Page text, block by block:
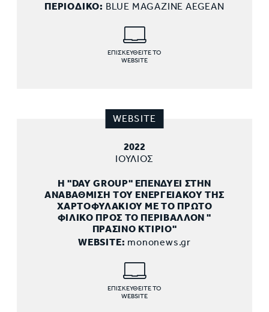
ΠΕΡΙΟΔΙΚΟ: BLUE MAGAZINE AEGEAN
ΕΠΙΣΚΕΥΘΕΙΤΕ ΤΟ
WEBSITE
WEBSITE
2022
ΙΟΥΛΙΟΣ
Η "DAY GROUP" ΕΠΕΝΔΥΕΙ ΣΤΗΝ
ΑΝΑΒΑΘΜΙΣΗ ΤΟΥ ΕΝΕΡΓΕΙΑΚΟΥ ΤΗΣ
ΧΑΡΤΟΦΥΛΑΚΙΟΥ ΜΕ ΤΟ ΠΡΩΤΟ
ΦΙΛΙΚΟ ΠΡΟΣ ΤΟ ΠΕΡΙΒΑΛΛΟΝ "
ΠΡΑΣΙΝΟ ΚΤΙΡΙΟ"
WEBSITE: mononews.gr
ΕΠΙΣΚΕΥΘΕΙΤΕ ΤΟ
WEBSITE